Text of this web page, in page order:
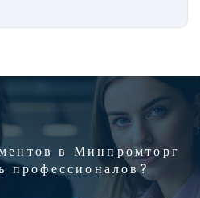
в Минпромторг